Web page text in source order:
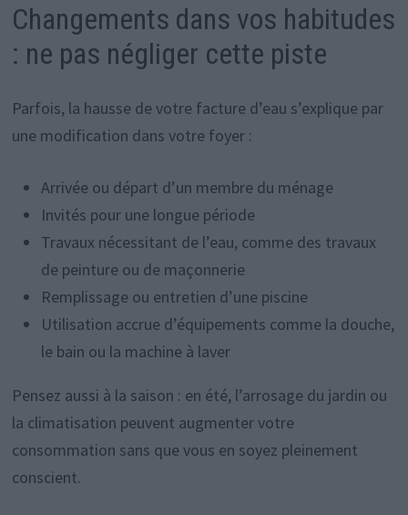
Changements dans vos habitudes
: ne pas négliger cette piste
Parfois, la hausse de votre facture d’eau s’explique par
une modification dans votre foyer :
Arrivée ou départ d’un membre du ménage
Invités pour une longue période
Travaux nécessitant de l’eau, comme des travaux
de peinture ou de maçonnerie
Remplissage ou entretien d’une piscine
Utilisation accrue d’équipements comme la douche,
le bain ou la machine à laver
Pensez aussi à la saison : en été, l’arrosage du jardin ou
la climatisation peuvent augmenter votre
consommation sans que vous en soyez pleinement
conscient.